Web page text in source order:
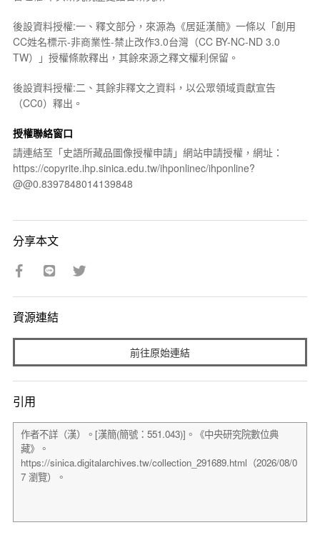
後設資料授權:一、釋文部分，來源為《居延漢簡》一條以「創用
CC姓名標示-非商業性-禁止改作3.0台灣（CC BY-NC-ND 3.0
TW）」授權條款釋出，其餘來源之釋文權利保留。
後設資料授權:二、其餘非釋文之資料，以公眾領域貢獻宣告
（CC0）釋出。
授權聯絡窗口
請連結至「史語所藏品圖像授權申請」網站申請授權，網址：
https://copyrite.ihp.sinica.edu.tw/ihponlinec/ihponline?
@@0.8397848014139848
分享本文
資源連結
前往原始連結
引用